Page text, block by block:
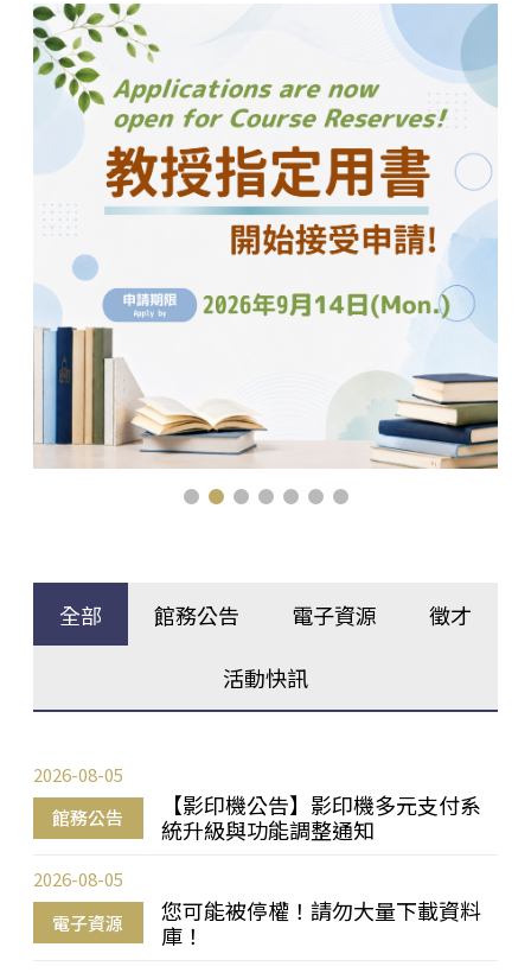
全部 館務公告 電子資源 徵才
活動快訊
館務公告
【影印機公告】影印機多元支付系
統升級與功能調整通知
2026-08-05
電子資源
您可能被停權！請勿大量下載資料
庫！
2026-08-05